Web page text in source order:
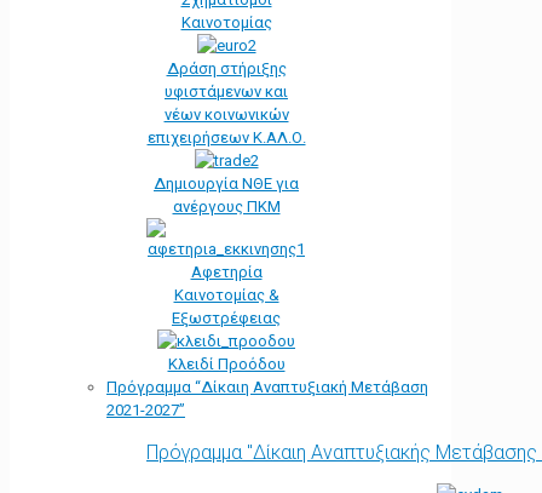
Καινοτομίας
Δράση στήριξης
υφιστάμενων και
νέων κοινωνικών
επιχειρήσεων Κ.ΑΛ.Ο.
Δημιουργία ΝΘΕ για
ανέργους ΠΚΜ
Αφετηρία
Kαινοτομίας &
Εξωστρέφειας
Κλειδί Προόδου
Πρόγραμμα “Δίκαιη Αναπτυξιακή Μετάβαση
2021-2027”
Πρόγραμμα "Δίκαιη Αναπτυξιακής